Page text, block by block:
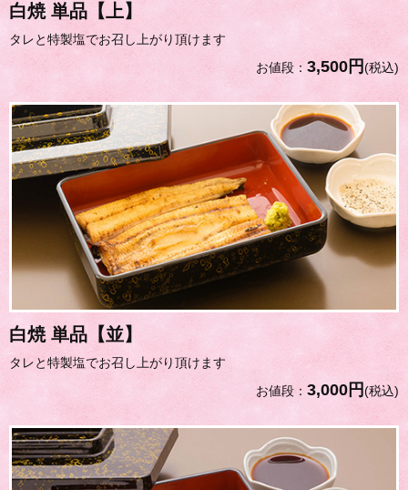
白焼 単品【上】
タレと特製塩でお召し上がり頂けます
お値段： 3,500円(税込)
白焼 単品【並】
タレと特製塩でお召し上がり頂けます
お値段： 3,000円(税込)